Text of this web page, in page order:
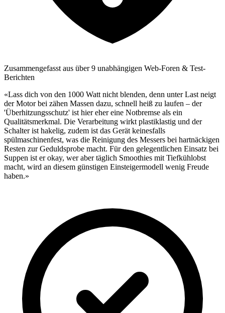
Zusammengefasst aus über 9 unabhängigen Web-Foren & Test-
Berichten
«Lass dich von den 1000 Watt nicht blenden, denn unter Last neigt
der Motor bei zähen Massen dazu, schnell heiß zu laufen – der
'Überhitzungsschutz' ist hier eher eine Notbremse als ein
Qualitätsmerkmal. Die Verarbeitung wirkt plastiklastig und der
Schalter ist hakelig, zudem ist das Gerät keinesfalls
spülmaschinenfest, was die Reinigung des Messers bei hartnäckigen
Resten zur Geduldsprobe macht. Für den gelegentlichen Einsatz bei
Suppen ist er okay, wer aber täglich Smoothies mit Tiefkühlobst
macht, wird an diesem günstigen Einsteigermodell wenig Freude
haben.»